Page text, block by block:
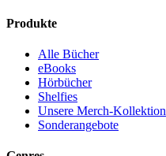
Produkte
Alle Bücher
eBooks
Hörbücher
Shelfies
Unsere Merch-Kollektion
Sonderangebote